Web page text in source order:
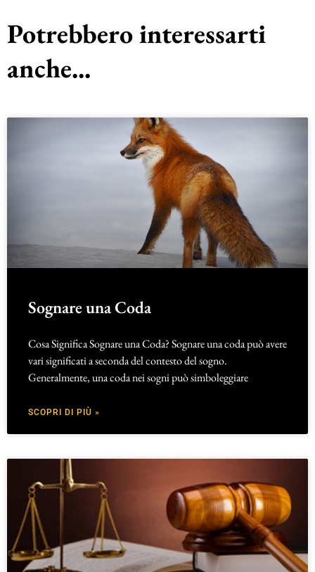
Potrebbero interessarti
anche...
Sognare una Coda
Cosa Significa Sognare una Coda? Sognare una coda può avere
vari significati a seconda del contesto del sogno.
Generalmente, una coda nei sogni può simboleggiare
SCOPRI DI PIÙ »